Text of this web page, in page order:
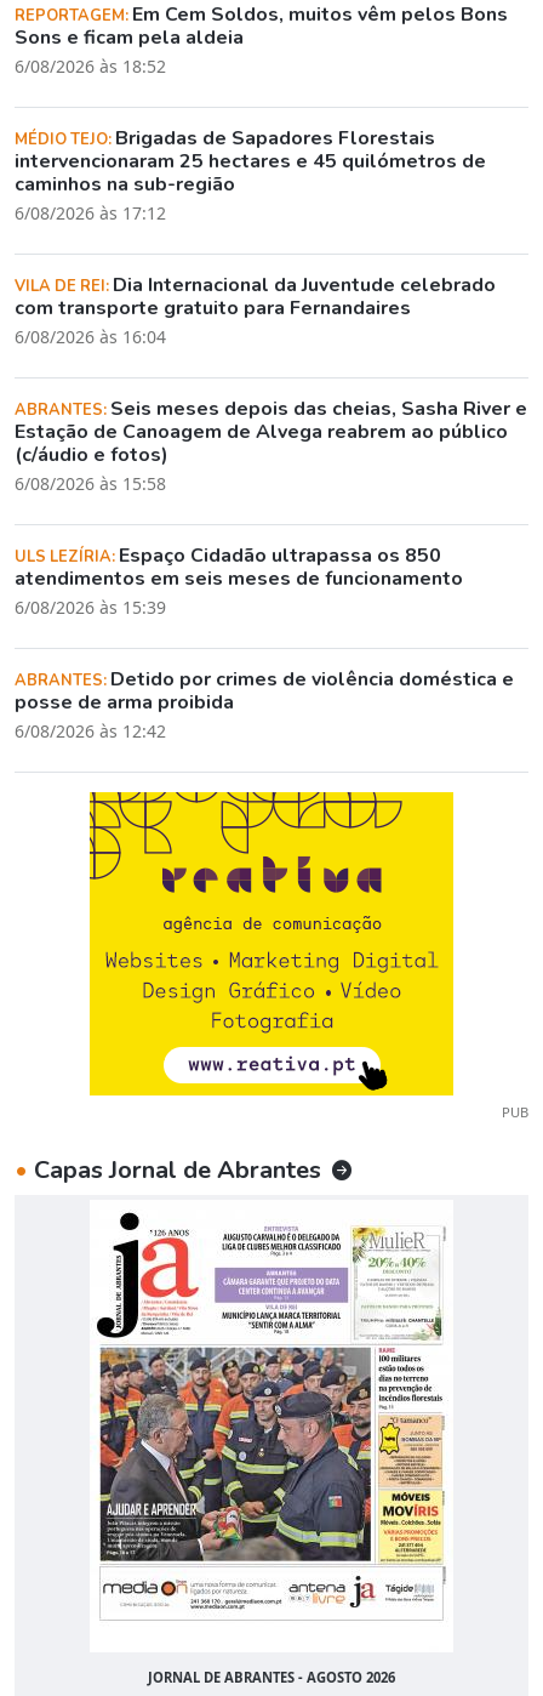
REPORTAGEM: Em Cem Soldos, muitos vêm pelos Bons
Sons e ficam pela aldeia
6/08/2026 às 18:52
MÉDIO TEJO: Brigadas de Sapadores Florestais
intervencionaram 25 hectares e 45 quilómetros de
caminhos na sub-região
6/08/2026 às 17:12
VILA DE REI: Dia Internacional da Juventude celebrado
com transporte gratuito para Fernandaires
6/08/2026 às 16:04
ABRANTES: Seis meses depois das cheias, Sasha River e
Estação de Canoagem de Alvega reabrem ao público
(c/áudio e fotos)
6/08/2026 às 15:58
ULS LEZÍRIA: Espaço Cidadão ultrapassa os 850
atendimentos em seis meses de funcionamento
6/08/2026 às 15:39
ABRANTES: Detido por crimes de violência doméstica e
posse de arma proibida
6/08/2026 às 12:42
PUB
• Capas Jornal de Abrantes
JORNAL DE ABRANTES - AGOSTO 2026